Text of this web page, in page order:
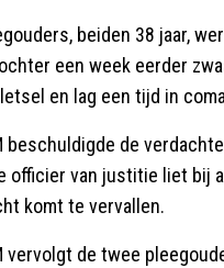
beiden 38 jaar,
een week eerder
en lag een tijd in
beschuldigde de
officier van justitie liet bij
komt te vervallen.
vervolgt de twee